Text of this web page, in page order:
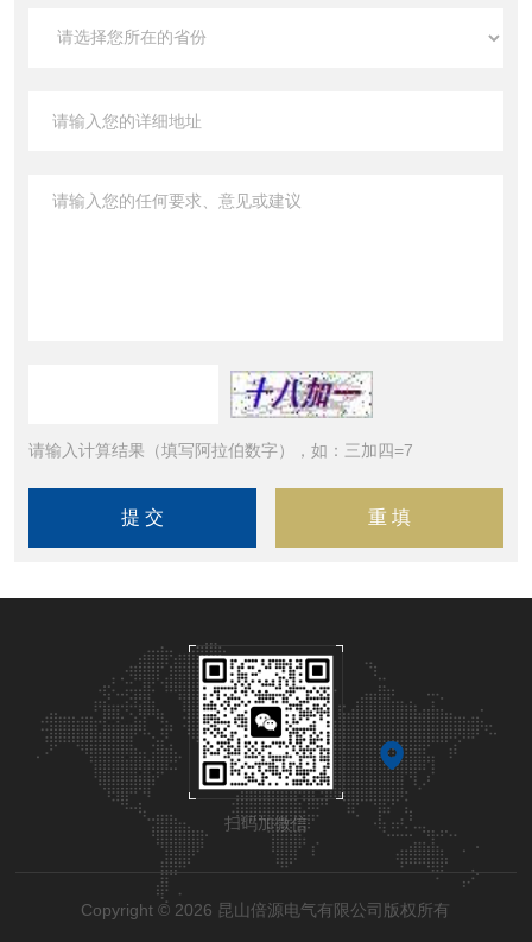
请输入计算结果（填写阿拉伯数字），如：三加四=7
扫码加微信
Copyright © 2026 昆山倍源电气有限公司版权所有